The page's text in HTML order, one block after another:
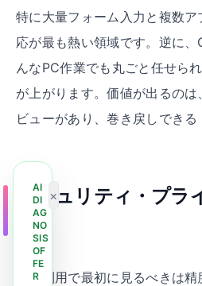
特に大量フォーム入力と複数
応が最も熱い領域です。逆に
んなPC作業でも丸ごと任せら
が上がります。価値が出るの
ビューがあり、巻き戻しでき
セキュリティ ・ プラ
点
企業利用で最初に見るべきは精
AI
DI
AG
NO
SIS
OF
FE
R
×